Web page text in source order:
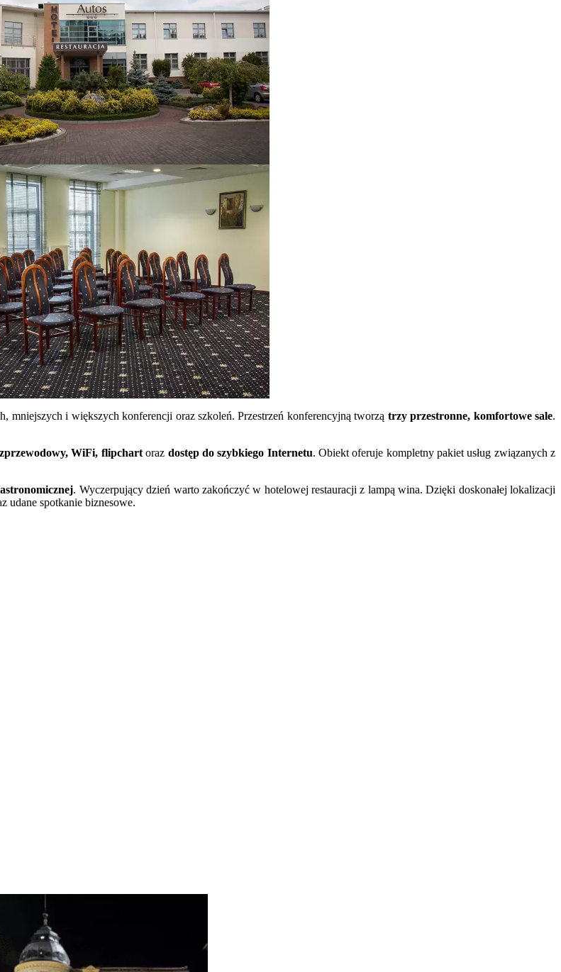
mniejszych i większych konferencji oraz szkoleń. Przestrzeń konferencyjną tworzą trzy przestronne, komfortowe sale.
WiFi, flipchartoraz dostęp do szybkiego Internetu. Obiekt oferuje kompletny pakiet usług związanych z
. Wyczerpujący dzień warto zakończyć w hotelowej restauracji z lampą wina. Dzięki doskonałej lokalizacji
udane spotkanie biznesowe.